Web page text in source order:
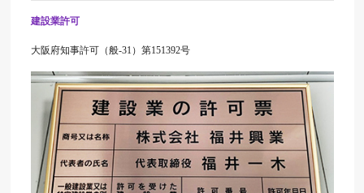
建設業許可
大阪府知事許可（般-31）第151392号